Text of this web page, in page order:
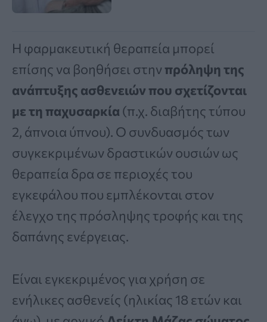
Η φαρμακευτική θεραπεία μπορεί
επίσης να βοηθήσει στην πρόληψη της
ανάπτυξης ασθενειών που σχετίζονται
με τη παχυσαρκία (π.χ. διαβήτης τύπου
2, άπνοια ύπνου). Ο συνδυασμός των
συγκεκριμένων δραστικών ουσιών ως
θεραπεία δρα σε περιοχές του
εγκεφάλου που εμπλέκονται στον
έλεγχο της πρόσληψης τροφής και της
δαπάνης ενέργειας.
Είναι εγκεκριμένος για χρήση σε
ενήλικες ασθενείς (ηλικίας 18 ετών και